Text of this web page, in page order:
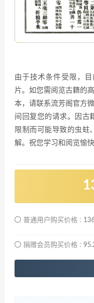
由于技术条件受限，
片。如您需阅览古籍的
本，请联系流芳阁官方
间回复您的请求。因古
限制而可能导致的虫蛀
解。祝您学习和阅览愉
普通用户购买价格 :
捐赠会员购买价格 :